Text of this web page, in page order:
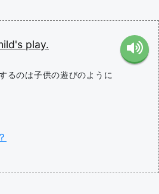
play.
るのは子供の遊びのように